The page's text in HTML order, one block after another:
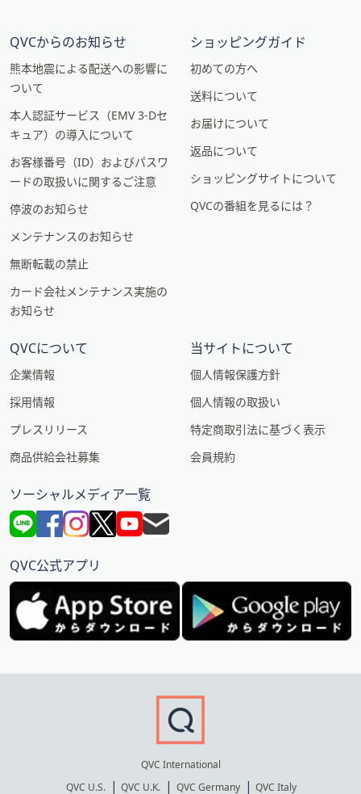
QVCからのお知らせ
熊本地震による配送への影響に
ついて
本人認証サービス（EMV 3-Dセ
キュア）の導入について
お客様番号（ID）およびパスワ
ードの取扱いに関するご注意
停波のお知らせ
メンテナンスのお知らせ
無断転載の禁止
カード会社メンテナンス実施の
お知らせ
ショッピングガイド
初めての方へ
送料について
お届けについて
返品について
ショッピングサイトについて
QVCの番組を見るには？
QVCについて
企業情報
採用情報
プレスリリース
商品供給会社募集
当サイトについて
個人情報保護方針
個人情報の取扱い
特定商取引法に基づく表示
会員規約
ソーシャルメディア一覧
QVC公式アプリ
QVC International
QVC U.S.
QVC U.K. QVC Germany QVC Italy